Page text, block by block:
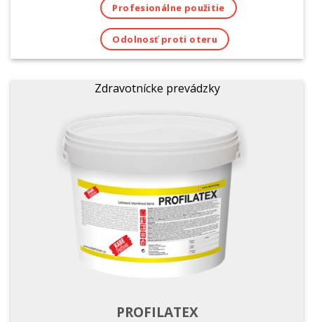
Profesionálne použitie
Odolnosť proti oteru
Zdravotnícke prevádzky
PROFILATEX